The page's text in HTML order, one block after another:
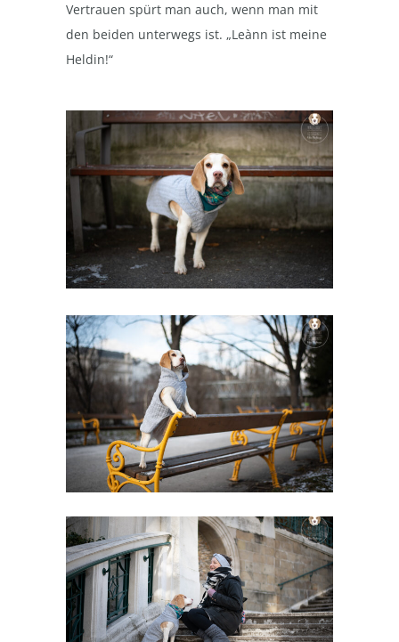
Vertrauen spürt man auch, wenn man mit
den beiden unterwegs ist. „Leànn ist meine
Heldin!“